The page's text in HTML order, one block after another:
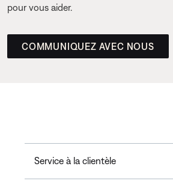
pour vous aider.
COMMUNIQUEZ AVEC NOUS
Service à la clientèle